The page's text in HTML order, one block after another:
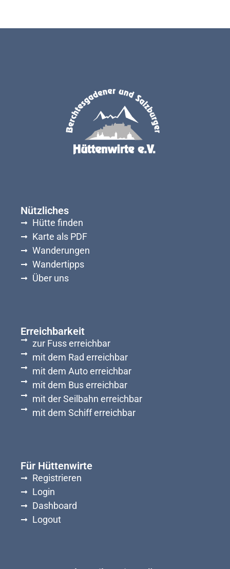
Nützliches
Hütte finden
Karte als PDF
Wanderungen
Wandertipps
Über uns
Erreichbarkeit
zur Fuss erreichbar
mit dem Rad erreichbar
mit dem Auto erreichbar
mit dem Bus erreichbar
mit der Seilbahn erreichbar
mit dem Schiff erreichbar
Für Hüttenwirte
Registrieren
Login
Dashboard
Logout